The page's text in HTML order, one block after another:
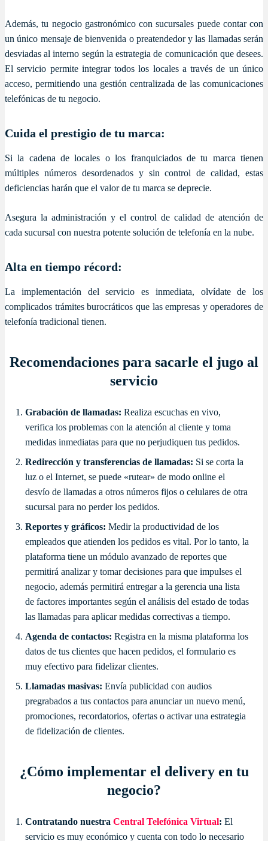
Además, tu negocio gastronómico con sucursales puede contar con
un único mensaje de bienvenida o preatendedor y las llamadas serán
desviadas al interno según la estrategia de comunicación que desees.
El servicio permite integrar todos los locales a través de un único
acceso, permitiendo una gestión centralizada de las comunicaciones
telefónicas de tu negocio.
Cuida el prestigio de tu marca:
Si la cadena de locales o los franquiciados de tu marca tienen
múltiples números desordenados y sin control de calidad, estas
deficiencias harán que el valor de tu marca se deprecie.
Asegura la administración y el control de calidad de atención de
cada sucursal con nuestra potente solución de telefonía en la nube.
Alta en tiempo récord:
La implementación del servicio es inmediata, olvídate de los
complicados trámites burocráticos que las empresas y operadores de
telefonía tradicional tienen.
Recomendaciones para sacarle el jugo al
servicio
Grabación de llamadas: Realiza escuchas en vivo,
verifica los problemas con la atención al cliente y toma
medidas inmediatas para que no perjudiquen tus pedidos.
Redirección y transferencias de llamadas: Si se corta la
luz o el Internet, se puede «rutear» de modo online el
desvío de llamadas a otros números fijos o celulares de otra
sucursal para no perder los pedidos.
Reportes y gráficos: Medir la productividad de los
empleados que atienden los pedidos es vital. Por lo tanto, la
plataforma tiene un módulo avanzado de reportes que
permitirá analizar y tomar decisiones para que impulses el
negocio, además permitirá entregar a la gerencia una lista
de factores importantes según el análisis del estado de todas
las llamadas para aplicar medidas correctivas a tiempo.
Agenda de contactos: Registra en la misma plataforma los
datos de tus clientes que hacen pedidos, el formulario es
muy efectivo para fidelizar clientes.
Llamadas masivas: Envía publicidad con audios
pregrabados a tus contactos para anunciar un nuevo menú,
promociones, recordatorios, ofertas o activar una estrategia
de fidelización de clientes.
¿Cómo implementar el delivery en tu
negocio?
Contratando nuestra Central Telefónica Virtual: El
servicio es muy económico y cuenta con todo lo necesario